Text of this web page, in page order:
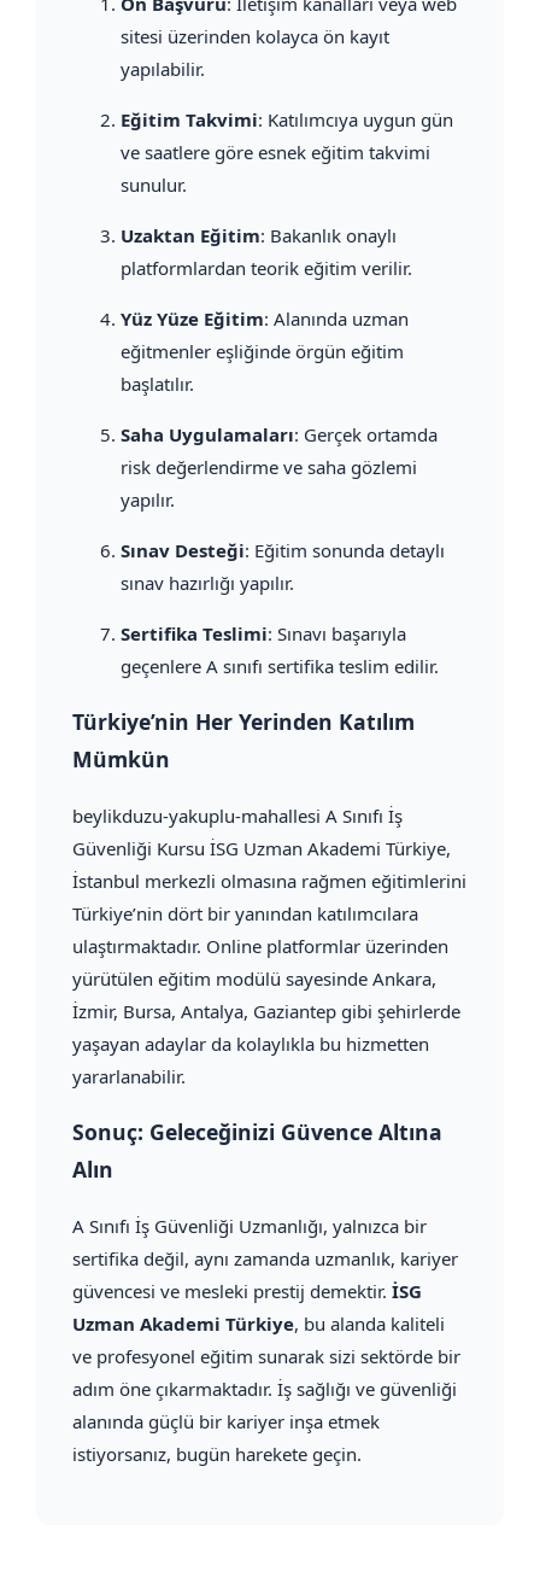
sitesi üzerinden kolayca ön kayıt
yapılabilir.
Eğitim Takvimi: Katılımcıya uygun gün
ve saatlere göre esnek eğitim takvimi
sunulur.
Uzaktan Eğitim: Bakanlık onaylı
platformlardan teorik eğitim verilir.
Yüz Yüze Eğitim: Alanında uzman
eğitmenler eşliğinde örgün eğitim
başlatılır.
Saha Uygulamaları: Gerçek ortamda
risk değerlendirme ve saha gözlemi
yapılır.
Sınav Desteği: Eğitim sonunda detaylı
sınav hazırlığı yapılır.
Sertifika Teslimi: Sınavı başarıyla
geçenlere A sınıfı sertifika teslim edilir.
Türkiye’nin Her Yerinden Katılım
Mümkün
beylikduzu-yakuplu-mahallesi A Sınıfı İş
Güvenliği Kursu İSG Uzman Akademi Türkiye,
İstanbul merkezli olmasına rağmen eğitimlerini
Türkiye’nin dört bir yanından katılımcılara
ulaştırmaktadır. Online platformlar üzerinden
yürütülen eğitim modülü sayesinde Ankara,
İzmir, Bursa, Antalya, Gaziantep gibi şehirlerde
yaşayan adaylar da kolaylıkla bu hizmetten
yararlanabilir.
Sonuç: Geleceğinizi Güvence Altına
Alın
A Sınıfı İş Güvenliği Uzmanlığı, yalnızca bir
sertifika değil, aynı zamanda uzmanlık, kariyer
güvencesi ve mesleki prestij demektir. İSG
Uzman Akademi Türkiye, bu alanda kaliteli
ve profesyonel eğitim sunarak sizi sektörde bir
adım öne çıkarmaktadır. İş sağlığı ve güvenliği
alanında güçlü bir kariyer inşa etmek
istiyorsanız, bugün harekete geçin.